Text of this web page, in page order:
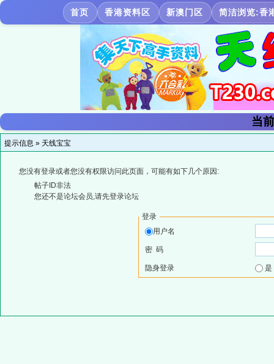
首页 香港资料区 新澳门区 简洁浏览:香
当
提示信息 » 天线宝宝
您没有登录或者您没有权限访问此页面，可能有如下几个原因:
帖子ID非法
您还不是论坛会员,请先登录论坛
登录
用户名
密 码
隐身登录